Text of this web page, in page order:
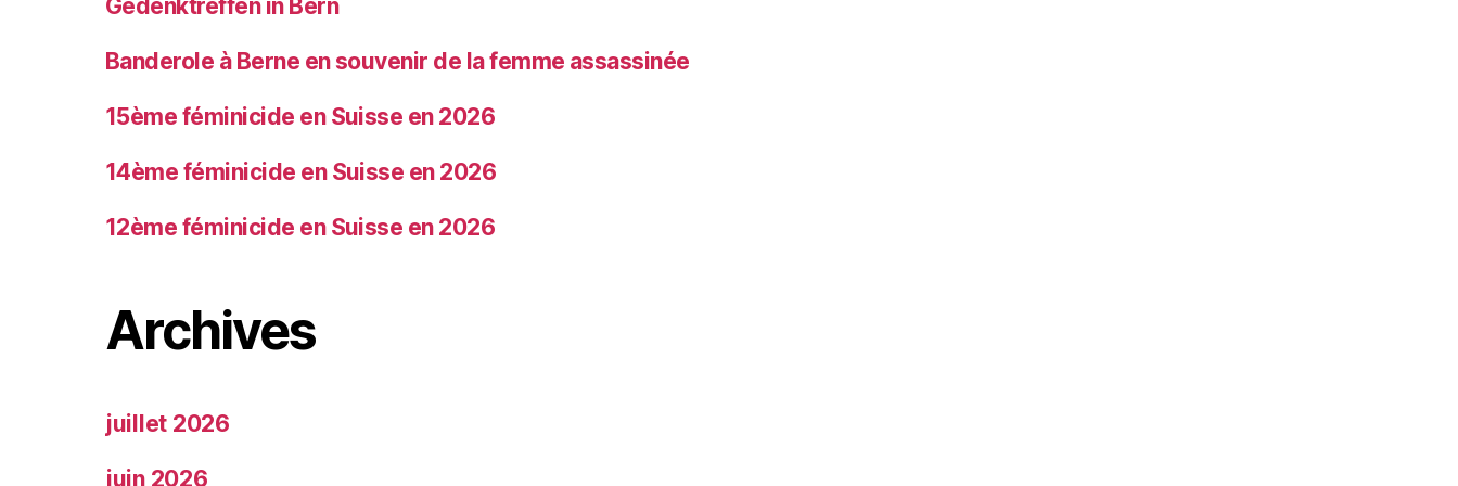
Gedenktreffen in Bern
Banderole à Berne en souvenir de la femme assassinée
15ème féminicide en Suisse en 2026
14ème féminicide en Suisse en 2026
12ème féminicide en Suisse en 2026
Archives
juillet 2026
juin 2026